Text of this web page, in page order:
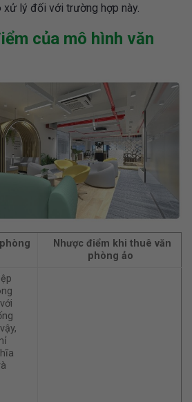
lý đối với trường hợp này.
của mô hình văn
Nhược điểm khi thuê văn
phòng ảo